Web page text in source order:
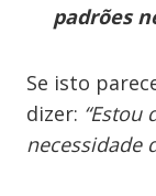
padrões
Se isto
dizer: “Estou
necessidade